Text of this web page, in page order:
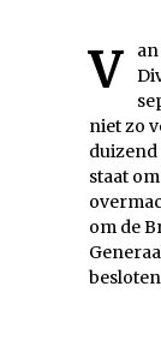
Van de eens zo trotse Britse Airborne
niet zo
duizend
staat
om de